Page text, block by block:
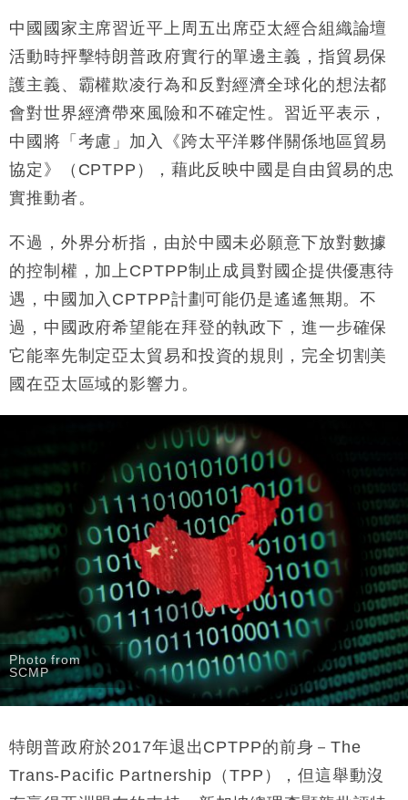
11:30
財經｜精星香港夥菜鳥拓全球智慧倉儲市場 加快海外
市場落地
14:50
地產｜大酒店中期轉賺2300萬元 斥21億翻新香港及
東京半島
13:12
國際｜特朗普赴洛杉磯高球場活動前 男子攜槍彈被捕
12:30
財經｜香港7月PMI回落至51 企業擴張放慢兼縮減人
Google晶片
10:57
財經｜美商務部擬擴大金屬關稅範圍 14類產品或加徵
25%
18:15
本地｜新世界K11 9月升級會員制度 增鉑金卡級別鎖
定高消費客群
中國國家主席習近平上周五出席亞太經合組織論壇
活動時抨擊特朗普政府實行的單邊主義，指貿易保
護主義、霸權欺凌行為和反對經濟全球化的想法都
會對世界經濟帶來風險和不確定性。習近平表示，
中國將「考慮」加入《跨太平洋夥伴關係地區貿易
協定》（CPTPP），藉此反映中國是自由貿易的忠
實推動者。
不過，外界分析指，由於中國未必願意下放對數據
的控制權，加上CPTPP制止成員對國企提供優惠待
遇，中國加入CPTPP計劃可能仍是遙遙無期。不
過，中國政府希望能在拜登的執政下，進一步確保
它能率先制定亞太貿易和投資的規則，完全切割美
國在亞太區域的影響力。
Photo from
SCMP
特朗普政府於2017年退出CPTPP的前身－The
Trans-Pacific Partnership（TPP），但這舉動沒